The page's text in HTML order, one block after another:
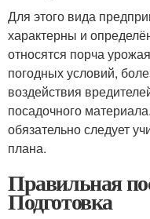
Для этого вида
характерны и
относятся порча
погодных условий,
воздействия
посадочного
обязательно следует
плана.
Правильная
Подготовка